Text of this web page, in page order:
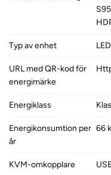
Typ av enhet
URL med QR-kod för
energimärke
Energiklass
Energikonsumtion per
år
66
KVM-omkopplare